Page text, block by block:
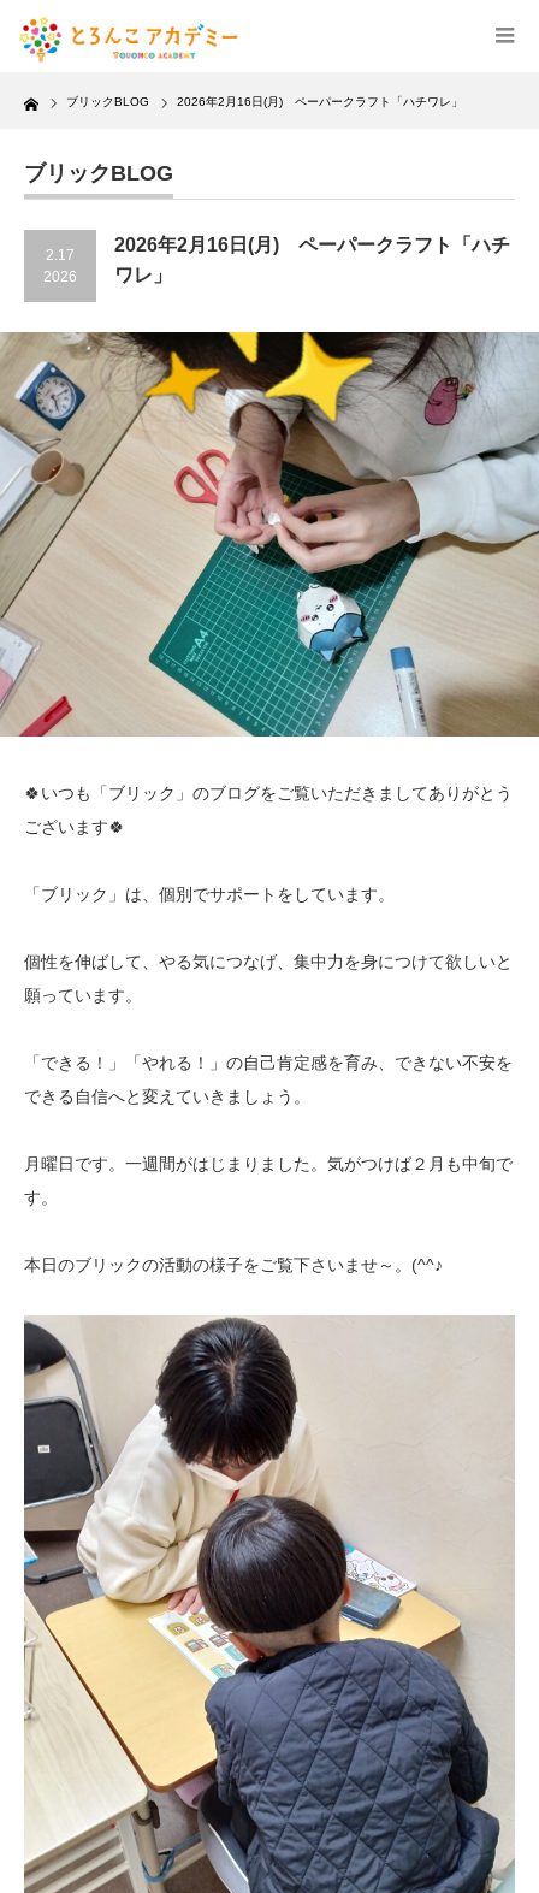
Home ブリックBLOG 2026年2月16日(月) ペーパークラフト「ハチワレ」
ブリックBLOG
2.17
2026
2026年2月16日(月) ペーパークラフト「ハチ
ワレ」
🍀いつも「ブリック」のブログをご覧いただきましてありがとう
ございます🍀
「ブリック」は、個別でサポートをしています。
個性を伸ばして、やる気につなげ、集中力を身につけて欲しいと
願っています。
「できる！」「やれる！」の自己肯定感を育み、できない不安を
できる自信へと変えていきましょう。
月曜日です。一週間がはじまりました。気がつけば２月も中旬で
す。
本日のブリックの活動の様子をご覧下さいませ～。(^^♪